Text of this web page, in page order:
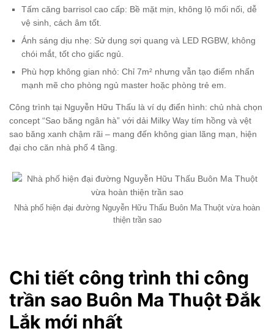
Tấm căng barrisol cao cấp: Bề mặt mịn, không lộ mối nối, dễ
vệ sinh, cách âm tốt.
Ánh sáng dịu nhẹ: Sử dụng sợi quang và LED RGBW, không
chói mắt, tốt cho giấc ngủ.
Phù hợp không gian nhỏ: Chỉ 7m² nhưng vẫn tạo điểm nhấn
mạnh mẽ cho phòng ngủ master hoặc phòng trẻ em.
Công trình tại Nguyễn Hữu Thấu là ví dụ điển hình: chủ nhà chọn
concept “Sao băng ngân hà” với dải Milky Way tím hồng và vệt
sao băng xanh chậm rãi – mang đến không gian lãng mạn, hiện
đại cho căn nhà phố 4 tầng.
Nhà phố hiện đại đường Nguyễn Hữu Thấu Buôn Ma Thuột vừa hoàn
thiện trần sao
Chi tiết công trình thi công
trần sao Buôn Ma Thuột Đắk
Lắk mới nhất